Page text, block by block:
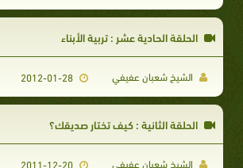
الحلقة الحادية عشر : تربية الأبناء
الشيخ شعبان عفيفي 2012-01-28
الحلقة الثانية : كيف تختار صديقك؟
الشيخ شعبان عفيفي 2011-12-20